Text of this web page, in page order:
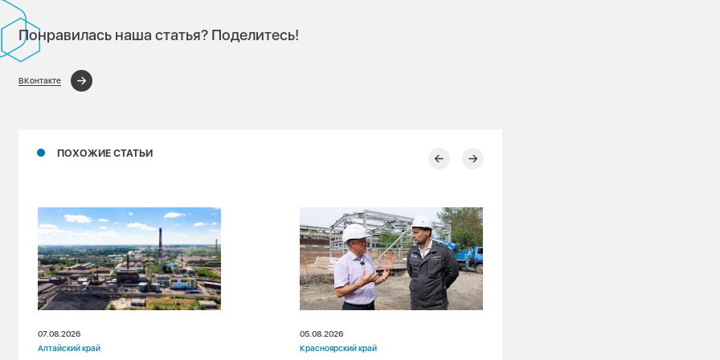
Понравилась наша статья? Поделитесь!
ВКонтакте
ПОХОЖИЕ СТАТЬИ
07.08.2026
Алтайский край
05.08.2026
Красноярский край